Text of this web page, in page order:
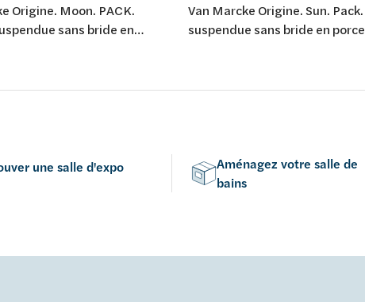
Origine. Moon. PACK.
sans bride en
Van Marcke Origine. Sun.
suspendue sans bride en
une salle d'expo
Aménagez votre salle de
bains